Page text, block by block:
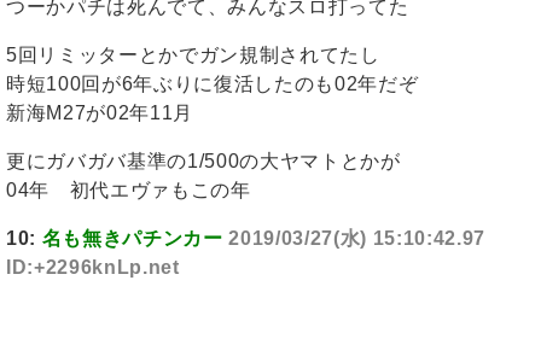
つーかパチは死んでて、みんなスロ打ってた
5回リミッターとかでガン規制されてたし
時短100回が6年ぶりに復活したのも02年だぞ
新海M27が02年11月
更にガバガバ基準の1/500の大ヤマトとかが
04年 初代エヴァもこの年
10: 名も無きパチンカー 2019/03/27(水) 15:10:42.97
ID:+2296knLp.net